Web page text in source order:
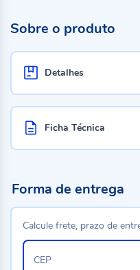
Sobre o produto
Detalhes
Ficha Técnica
Forma de entrega
Calcule frete, prazo de
CEP